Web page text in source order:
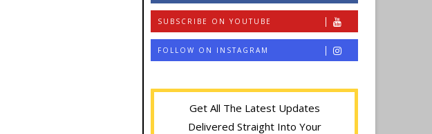
SUBSCRIBE ON YOUTUBE
FOLLOW ON INSTAGRAM
Get All The Latest Updates
Delivered Straight Into Your